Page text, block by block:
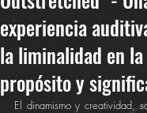
experiencia
la liminalidad en
propósito y
El dinamismo y creatividad,